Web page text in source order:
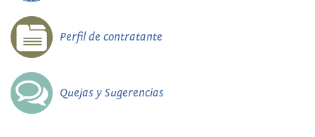
Perfil de contratante
Quejas y Sugerencias